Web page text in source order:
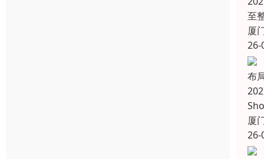
至
厦
26-
布
厦
26-